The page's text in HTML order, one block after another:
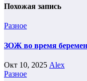
Похожая запись
Разное
ЗОЖ во время
Окт 10, 2025 Alex
Разное